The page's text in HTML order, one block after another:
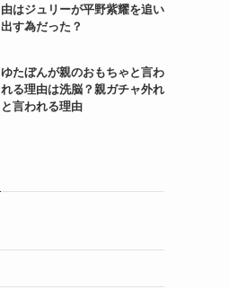
由はジュリーが平野紫耀を追い
出す為だった？
ゆたぼんが親のおもちゃと言わ
れる理由は洗脳？親ガチャ外れ
と言われる理由